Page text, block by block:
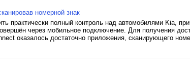
номерной знак
практически полный контроль над автомобилями Kia,
через мобильное подключение. Для получения
оказалось достаточно приложения, сканирующего